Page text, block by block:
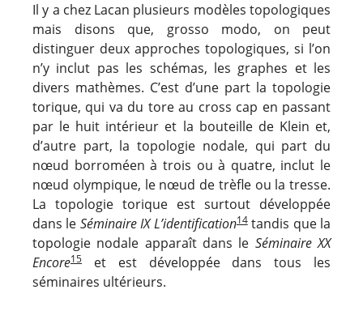
Il y a chez Lacan plusieurs modèles topologiques
mais disons que, grosso modo, on peut
distinguer deux approches topologiques, si l’on
n’y inclut pas les schémas, les graphes et les
divers mathèmes. C’est d’une part la topologie
torique, qui va du tore au cross cap en passant
par le huit intérieur et la bouteille de Klein et,
d’autre part, la topologie nodale, qui part du
nœud borroméen à trois ou à quatre, inclut le
nœud olympique, le nœud de trèfle ou la tresse.
La topologie torique est surtout développée
dans le Séminaire IX L’identification14 tandis que la
topologie nodale apparaît dans le Séminaire XX
Encore15
et est développée dans tous les
séminaires ultérieurs.